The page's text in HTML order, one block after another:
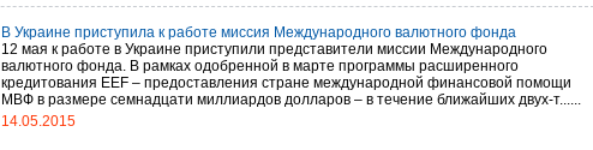
В Украине приступила к работе миссия Международного валютного фонда
12 мая к работе в Украине приступили представители миссии Международного
валютного фонда. В рамках одобренной в марте программы расширенного
кредитования EEF – предоставления стране международной финансовой помощи
МВФ в размере семнадцати миллиардов долларов – в течение ближайших двух-т......
14.05.2015